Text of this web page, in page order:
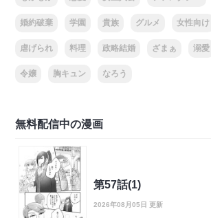
婚約破棄 学園 貴族 グルメ 女性向け
虐げられ 料理 政略結婚 ざまぁ 溺愛
令嬢 胸キュン なろう
無料配信中の漫画
第57話(1)
2026年08月05日 更新